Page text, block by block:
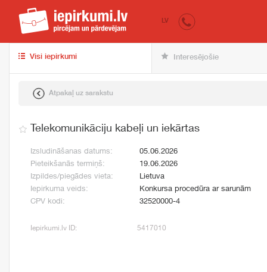
iepirkumi.lv
LV
Visi iepirkumi Interesējošie
Atpakaļ uz sarakstu
Telekomunikāciju kabeļi un iekārtas
Izsludināšanas datums:
05.06.2026
Pieteikšanās termiņš:
19.06.2026
Izpildes/piegādes vieta:
Lietuva
Iepirkuma veids:
Konkursa procedūra ar sarunām
CPV kodi:
32520000-4
Iepirkumi.lv ID: 5417010